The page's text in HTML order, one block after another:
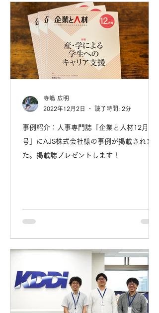
事例紹介：人事専門誌「企業と人材12月
号」にAJS株式会社様の事例が掲載されまし
た。掲載誌プレゼントします！
寺嶋 広明
2022年12月2日
読了時間: 2分